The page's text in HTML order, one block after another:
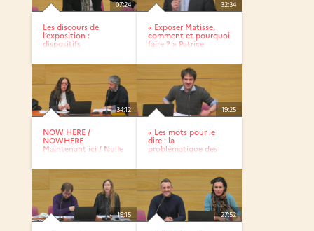
07:24
Les discours de
l’exposition :
dispositifs
32:34
« Exposer Matisse,
comment et pourquoi
faire ? » Patrice
34:12
NOW HERE /
NOWHERE
Maintenant ici / Nulle
19:25
« Les mots pour le
dire : la
problématique des
19:15 27:52